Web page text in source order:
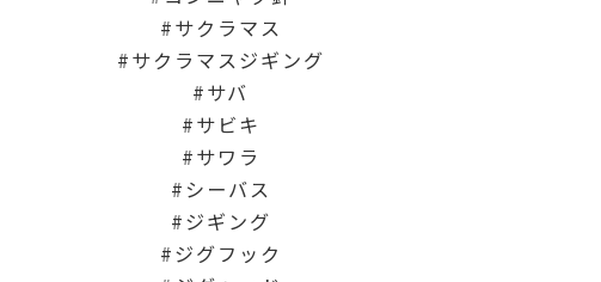
サクラマス
サクラマスジギング
サバ
サビキ
サワラ
シーバス
ジギング
ジグフック